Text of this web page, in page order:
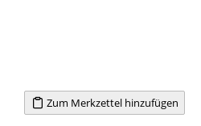
Zum Merkzettel hinzufügen